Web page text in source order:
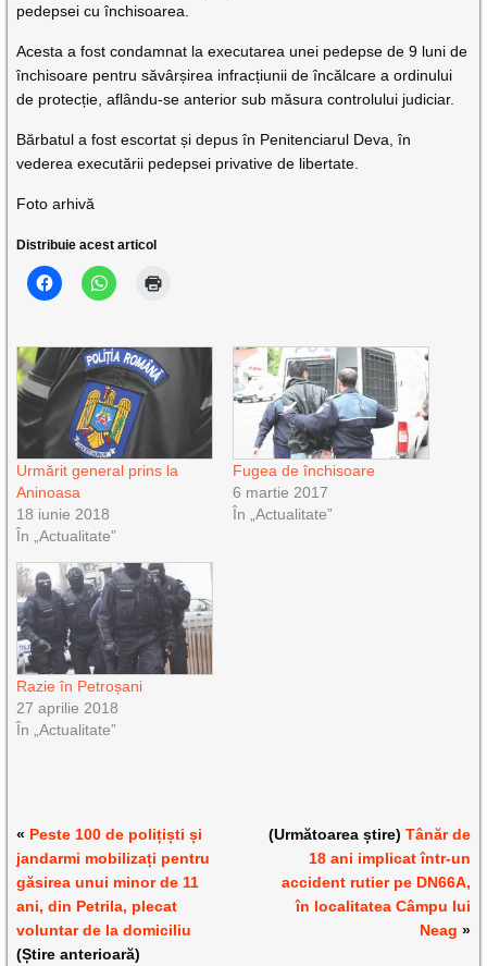
pedepsei cu închisoarea.
Acesta a fost condamnat la executarea unei pedepse de 9 luni de
închisoare pentru săvârșirea infracțiunii de încălcare a ordinului
de protecție, aflându-se anterior sub măsura controlului judiciar.
Bărbatul a fost escortat și depus în Penitenciarul Deva, în
vederea executării pedepsei privative de libertate.
Foto arhivă
Distribuie acest articol
Urmărit general prins la
Aninoasa
18 iunie 2018
În „Actualitate”
Fugea de închisoare
6 martie 2017
În „Actualitate”
Razie în Petroșani
27 aprilie 2018
În „Actualitate”
« Peste 100 de polițiști și
jandarmi mobilizați pentru
găsirea unui minor de 11
ani, din Petrila, plecat
voluntar de la domiciliu
(Știre anterioară)
(Următoarea știre) Tânăr de
18 ani implicat într-un
accident rutier pe DN66A,
în localitatea Câmpu lui
Neag »